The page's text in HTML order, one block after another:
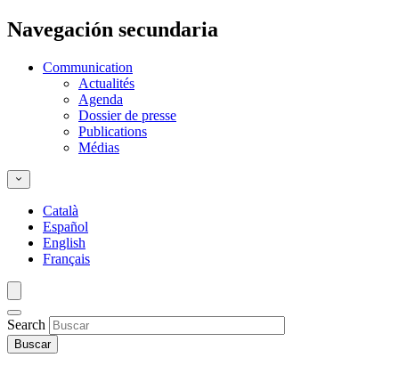
Navegación secundaria
Communication
Actualités
Agenda
Dossier de presse
Publications
Médias
Català
Español
English
Français
Search